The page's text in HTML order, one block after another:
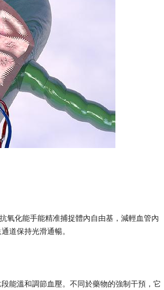
氧化能手能精准捕捉體內自由基，減輕血管內
道保持光滑通暢。
能溫和調節血壓。不同於藥物的強制干預，它